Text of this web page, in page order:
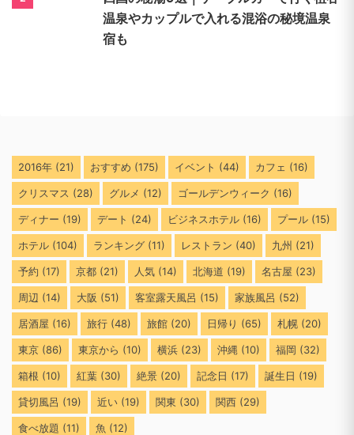
温泉やカップルで入れる混浴の秘境温泉
宿も
2016年 (21) おすすめ (175) イベント (44) カフェ (16)
クリスマス (28) グルメ (12) ゴールデンウィーク (16)
ディナー (19) デート (24) ビジネスホテル (16) プール (15)
ホテル (104) ランキング (11) レストラン (40) 九州 (21)
予約 (17) 京都 (21) 人気 (14) 北海道 (19) 名古屋 (23)
周辺 (14) 大阪 (51) 客室露天風呂 (15) 家族風呂 (52)
居酒屋 (16) 旅行 (48) 旅館 (20) 日帰り (65) 札幌 (20)
東京 (86) 東京から (10) 横浜 (23) 沖縄 (10) 福岡 (32)
箱根 (10) 紅葉 (30) 絶景 (20) 記念日 (17) 誕生日 (19)
貸切風呂 (19) 近い (19) 関東 (30) 関西 (29)
食べ放題 (11) 魚 (12)